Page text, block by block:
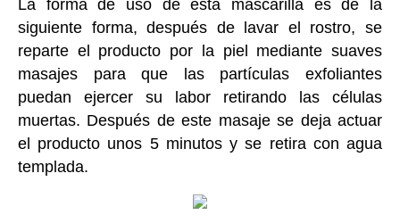
La forma de uso de esta mascarilla es de la
siguiente forma, después de lavar el rostro, se
reparte el producto por la piel mediante suaves
masajes para que las partículas exfoliantes
puedan ejercer su labor retirando las células
muertas. Después de este masaje se deja actuar
el producto unos 5 minutos y se retira con agua
templada.